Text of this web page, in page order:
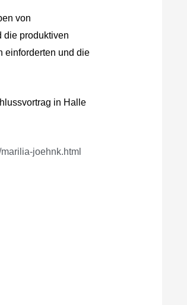
von
die produktiven
einforderten und die
in Halle
joehnk.html